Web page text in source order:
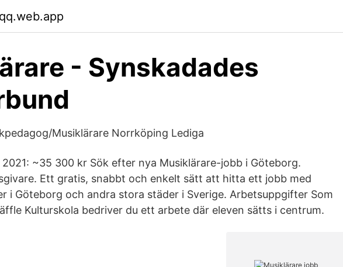
- Synskadades
Musiklärare Norrköping Lediga
~35 300 kr Sök efter nya Musiklärare-jobb i Göteborg.
Ett gratis, snabbt och enkelt sätt att hitta ett jobb med
i Göteborg och andra stora städer i Sverige. Arbetsuppgifter Som
Kulturskola bedriver du ett arbete där eleven sätts i centrum.